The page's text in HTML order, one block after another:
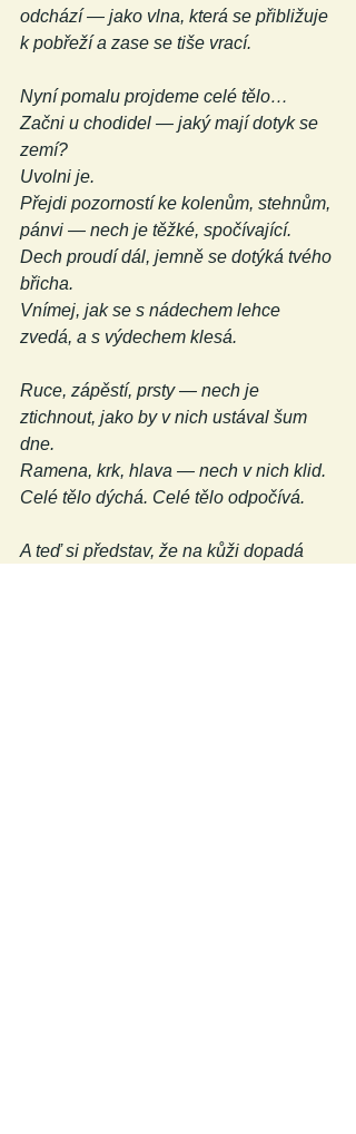
odchází — jako vlna, která se přibližuje
k pobřeží a zase se tiše vrací.
Nyní pomalu projdeme celé tělo…
Začni u chodidel — jaký mají dotyk se
zemí?
Uvolni je.
Přejdi pozorností ke kolenům, stehnům,
pánvi — nech je těžké, spočívající.
Dech proudí dál, jemně se dotýká tvého
břicha.
Vnímej, jak se s nádechem lehce
zvedá, a s výdechem klesá.
Ruce, zápěstí, prsty — nech je
ztichnout, jako by v nich ustával šum
dne.
Ramena, krk, hlava — nech v nich klid.
Celé tělo dýchá. Celé tělo odpočívá.
A teď si představ, že na kůži dopadá